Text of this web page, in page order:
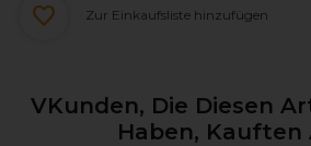
Zur Einkaufsliste hinzufügen
VKunden, Die Diesen
Haben, Kauften